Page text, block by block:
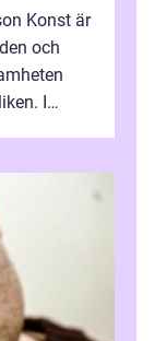
Konst är
och
I